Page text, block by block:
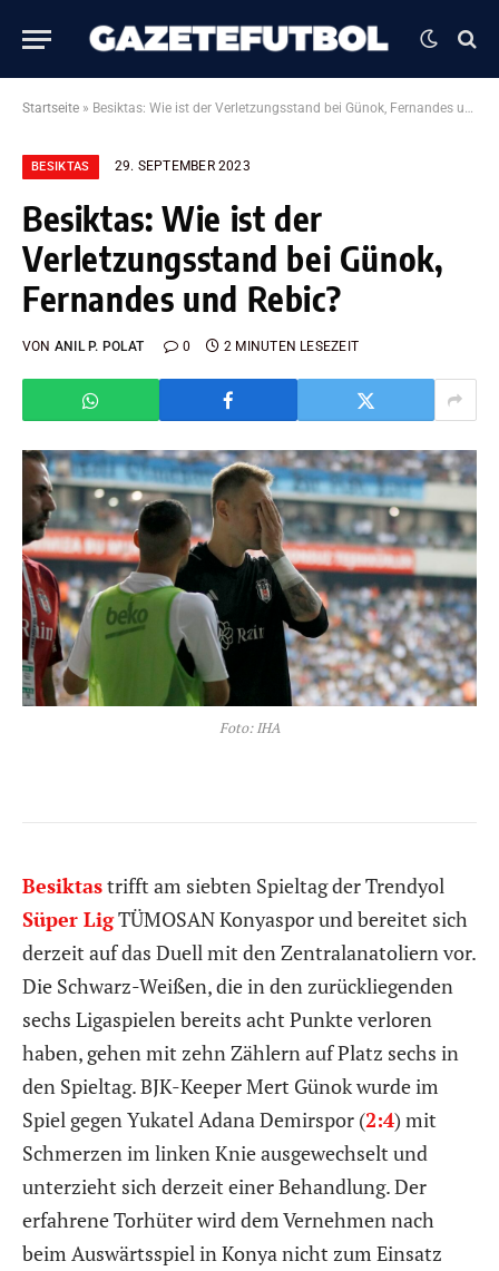
Startseite » Besiktas: Wie ist der Verletzungsstand bei Günok, Fernandes und Rebic?
BESIKTAS 29. SEPTEMBER 2023
Besiktas: Wie ist der
Verletzungsstand bei Günok,
Fernandes und Rebic?
VON ANIL P. POLAT 0 2 MINUTEN LESEZEIT
Foto: IHA
Besiktastrifft am siebten Spieltag der Trendyol
Süper LigTÜMOSAN Konyaspor und bereitet sich
derzeit auf das Duell mit den Zentralanatoliern vor.
Die Schwarz-Weißen, die in den zurückliegenden
sechs Ligaspielen bereits acht Punkte verloren
haben, gehen mit zehn Zählern auf Platz sechs in
den Spieltag. BJK-Keeper Mert Günok wurde im
Spiel gegen Yukatel Adana Demirspor (2:4) mit
Schmerzen im linken Knie ausgewechselt und
unterzieht sich derzeit einer Behandlung. Der
erfahrene Torhüter wird dem Vernehmen nach
beim Auswärtsspiel in Konya nicht zum Einsatz